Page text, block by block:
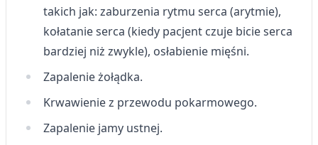
takich jak: zaburzenia rytmu serca (arytmie),
kołatanie serca (kiedy pacjent czuje bicie serca
bardziej niż zwykle), osłabienie mięśni.
Zapalenie żołądka.
Krwawienie z przewodu pokarmowego.
Zapalenie jamy ustnej.